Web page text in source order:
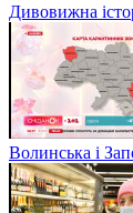
Дивовижна
Волинська і